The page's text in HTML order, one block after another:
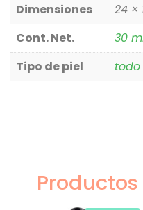
Dimensiones
24 ×
Cont. Net.
30
Tipo de piel